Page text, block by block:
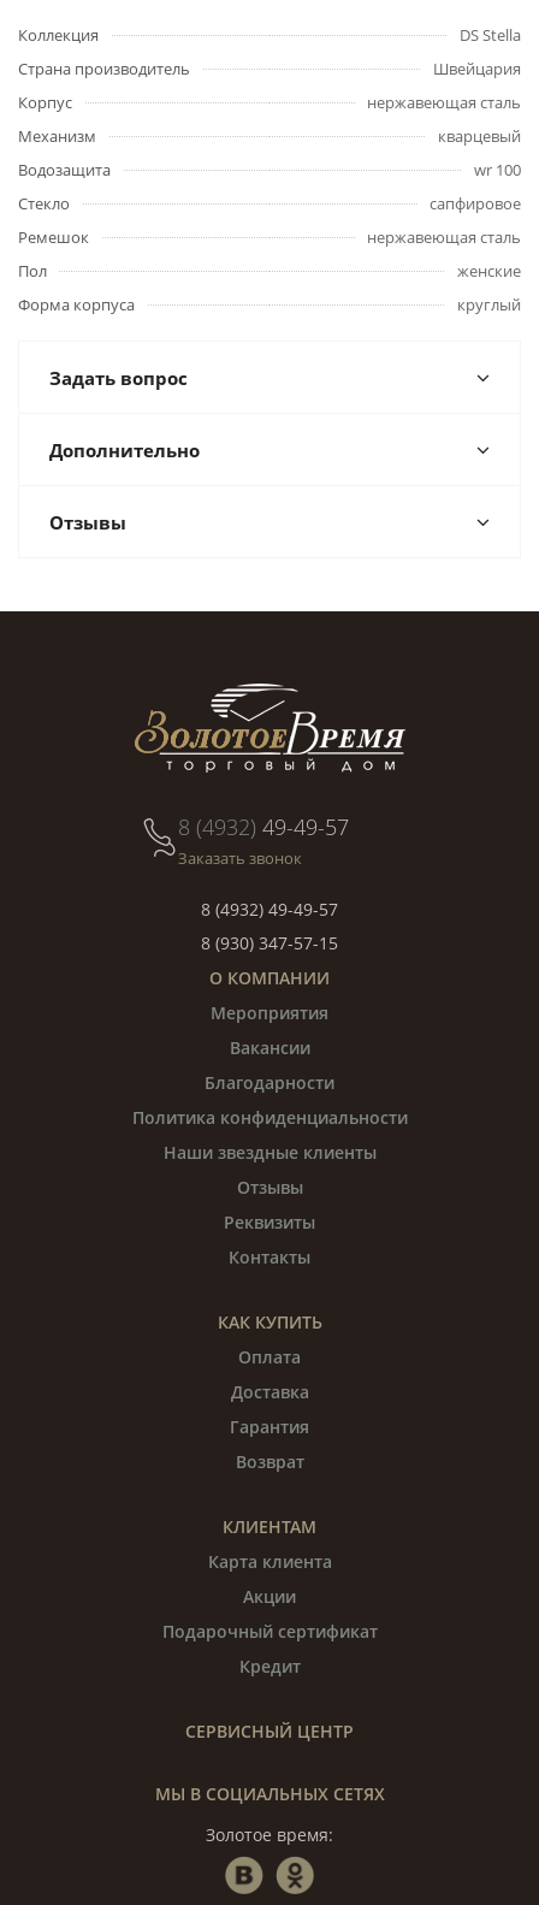
Коллекция
DS Stella
Страна производитель
Швейцария
Корпус
нержавеющая сталь
Механизм
кварцевый
Водозащита
wr 100
Стекло
сапфировое
Ремешок
нержавеющая сталь
Пол
женские
Форма корпуса
круглый
Задать вопрос
Дополнительно
Отзывы
8 (4932) 49-49-57
Заказать звонок
8 (4932) 49-49-57
8 (930) 347-57-15
О КОМПАНИИ
Мероприятия
Вакансии
Благодарности
Политика конфиденциальности
Наши звездные клиенты
Отзывы
Реквизиты
Контакты
КАК КУПИТЬ
Оплата
Доставка
Гарантия
Возврат
КЛИЕНТАМ
Карта клиента
Акции
Подарочный сертификат
Кредит
СЕРВИСНЫЙ ЦЕНТР
МЫ В СОЦИАЛЬНЫХ СЕТЯХ
Золотое время: